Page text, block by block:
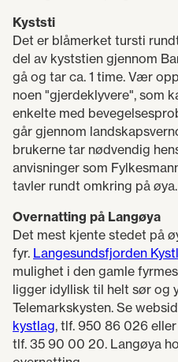
Kyststi
Det er blåmerket tursti
del av kyststien gjennom
gå og tar ca. 1 time. Vær
noen "gjerdeklyvere", som
enkelte med
går gjennom
brukerne tar nødvendig
anvisninger som
tavler rundt omkring på øya.
Overnatting på Langøya
Det mest kjente stedet på
fyr. Langesundsfjorden
mulighet i den gamle
ligger idyllisk til helt sør og
Telemarkskysten. Se
kystlag, tlf. 950 86 026
tlf. 35 90 00 20. Langøya